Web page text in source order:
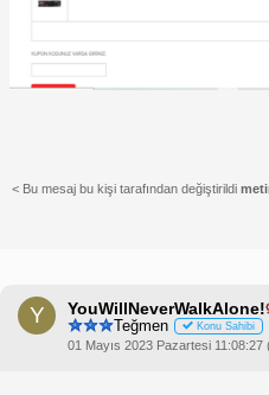
< Bu mesaj bu kişi tarafından değiştirildi
Y YouWillNeverWalkAlone!
Teğmen Konu Sahibi
01 Mayıs 2023 Pazartesi 11:08:27